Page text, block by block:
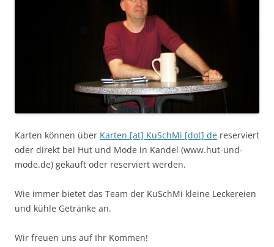
Karten können über Karten [at] KuSchMi [dot] de reserviert
oder direkt bei Hut und Mode in Kandel (www.hut-und-
mode.de) gekauft oder reserviert werden.
Wie immer bietet das Team der KuSchMi kleine Leckereien
und kühle Getränke an.
Wir freuen uns auf Ihr Kommen!